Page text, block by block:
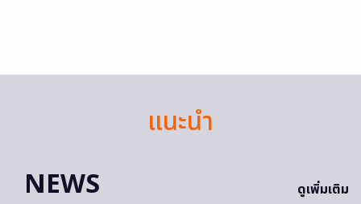
แนะนำ
NEWS
ดูเพิ่มเติม